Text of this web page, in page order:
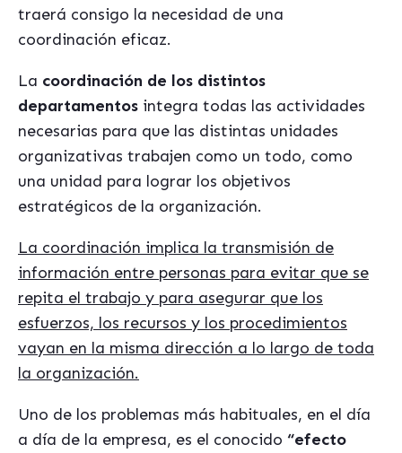
traerá consigo la necesidad de una
coordinación eficaz.
La coordinación de los distintos
departamentos integra todas las actividades
necesarias para que las distintas unidades
organizativas trabajen como un todo, como
una unidad para lograr los objetivos
estratégicos de la organización.
La coordinación implica la transmisión de
información entre personas para evitar que se
repita el trabajo y para asegurar que los
esfuerzos, los recursos y los procedimientos
vayan en la misma dirección a lo largo de toda
la organización.
Uno de los problemas más habituales, en el día
a día de la empresa, es el conocido “efecto